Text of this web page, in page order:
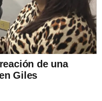
de una
Giles